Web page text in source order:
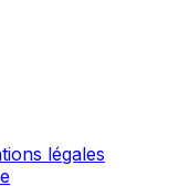
légales